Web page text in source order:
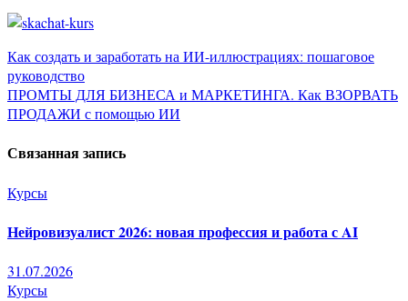
Навигация
по
записям
Как создать и заработать на ИИ-иллюстрациях: пошаговое
руководство
ПРОМТЫ ДЛЯ БИЗНЕСА и МАРКЕТИНГА. Как ВЗОРВАТЬ
ПРОДАЖИ с помощью ИИ
Связанная запись
Курсы
Нейровизуалист 2026: новая профессия и работа с AI
31.07.2026
Курсы